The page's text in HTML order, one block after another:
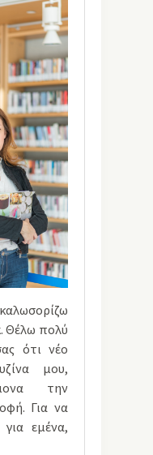
Θέλω πολύ
ότι νέο
μου,
την
Για να
εμένα,